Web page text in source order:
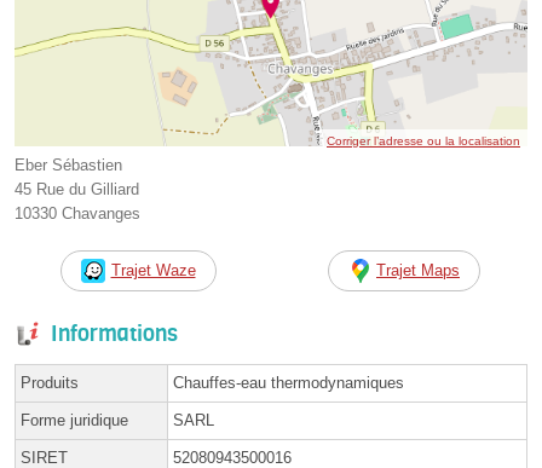
Corriger l’adresse ou la localisation
Eber Sébastien
45 Rue du Gilliard
10330 Chavanges
Trajet Waze Trajet Maps
Informations
Produits Chauffes-eau thermodynamiques
Forme juridique SARL
SIRET 52080943500016